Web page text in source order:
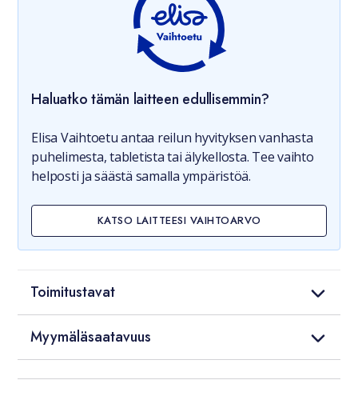
Haluatko tämän laitteen edullisemmin?
Elisa Vaihtoetu antaa reilun hyvityksen vanhasta
puhelimesta, tabletista tai älykellosta. Tee vaihto
helposti ja säästä samalla ympäristöä.
KATSO LAITTEESI VAIHTOARVO
Toimitustavat
Myymäläsaatavuus